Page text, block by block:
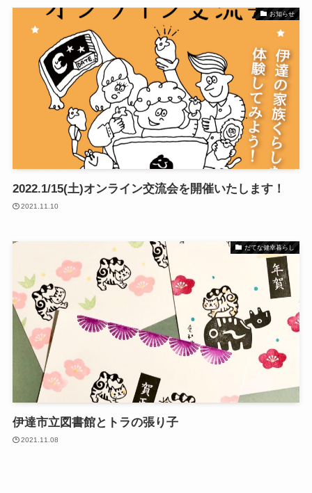
お知らせ
2022.1/15(土)オンライン交流会を開催いたします！
2021.11.10
だてな健幸暮らし
伊達市立図書館とトラの張り子
2021.11.08